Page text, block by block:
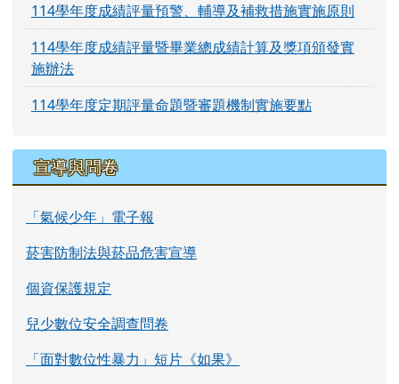
114學年度成績評量預警、輔導及補救措施實施原則
114學年度成績評量暨畢業總成績計算及獎項頒發實
施辦法
114學年度定期評量命題暨審題機制實施要點
宣導與問卷
「氣候少年」電子報
菸害防制法與菸品危害宣導
個資保護規定
兒少數位安全調查問卷
「面對數位性暴力」短片《如果》